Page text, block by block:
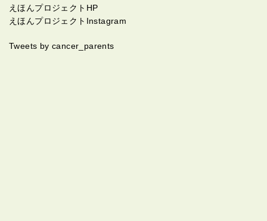
えほんプロジェクトHP
えほんプロジェクトInstagram
Tweets by cancer_parents